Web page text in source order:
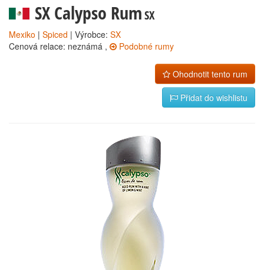
SX Calypso RumSX
Mexiko | Spiced | Výrobce: SX
Cenová relace: neznámá ,
Podobné rumy
Ohodnotit tento rum
Přidat do wishlistu